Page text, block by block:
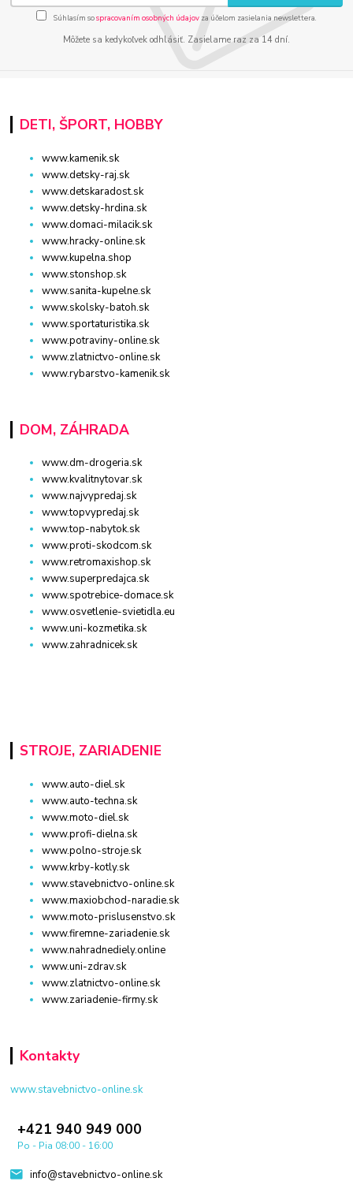
Súhlasím sospracovaním osobných údajov za účelom zasielania newslettera.
Môžete sa kedykoľvek odhlásiť. Zasielame raz za 14 dní.
DETI, ŠPORT, HOBBY
www.kamenik.sk
www.detsky-raj.sk
www.detskaradost.sk
www.detsky-hrdina.sk
www.domaci-milacik.sk
www.hracky-online.sk
www.kupelna.shop
www.stonshop.sk
www.sanita-kupelne.sk
www.skolsky-batoh.sk
www.sportaturistika.sk
www.potraviny-online.sk
www.zlatnictvo-online.sk
www.rybarstvo-kamenik.sk
DOM, ZÁHRADA
www.dm-drogeria.sk
www.kvalitnytovar.sk
www.najvypredaj.sk
www.topvypredaj.sk
www.top-nabytok.sk
www.proti-skodcom.sk
www.retromaxishop.sk
www.superpredajca.sk
www.spotrebice-domace.sk
www.osvetlenie-svietidla.eu
www.uni-kozmetika.sk
www.zahradnicek.sk
STROJE, ZARIADENIE
www.auto-diel.sk
www.auto-techna.sk
www.moto-diel.sk
www.profi-dielna.sk
www.polno-stroje.sk
www.krby-kotly.sk
www.stavebnictvo-online.sk
www.maxiobchod-naradie.sk
www.moto-prislusenstvo.sk
www.firemne-zariadenie.sk
www.nahradnediely.online
www.uni-zdrav.sk
www.zlatnictvo-online.sk
www.zariadenie-firmy.sk
Kontakty
www.stavebnictvo-online.sk
+421 940 949 000
Po - Pia 08:00 - 16:00
info@stavebnictvo-online.sk